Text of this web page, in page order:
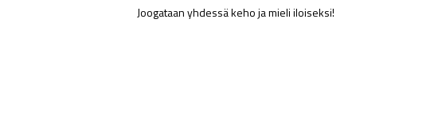
Joogataan yhdessä keho ja mieli iloiseksi!